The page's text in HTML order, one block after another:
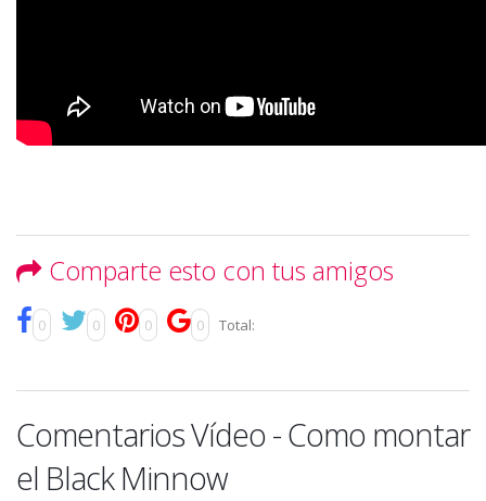
Comparte esto con tus amigos
0 0 0 0 Total:
Comentarios Vídeo - Como montar
el Black Minnow